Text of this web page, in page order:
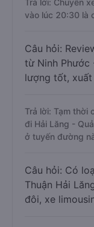
Trả lời: Chuyến
vào lúc 20:30 là
Câu hỏi:
từ Ninh Phước
lượng tốt, xuất
Trả lời: Tạm thời
đi Hải Lăng -
ở tuyến đường
Câu hỏi: Có
Thuận Hải
đôi, xe